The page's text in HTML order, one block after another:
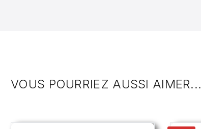
VOUS POURRIEZ AUSSI AIMER...